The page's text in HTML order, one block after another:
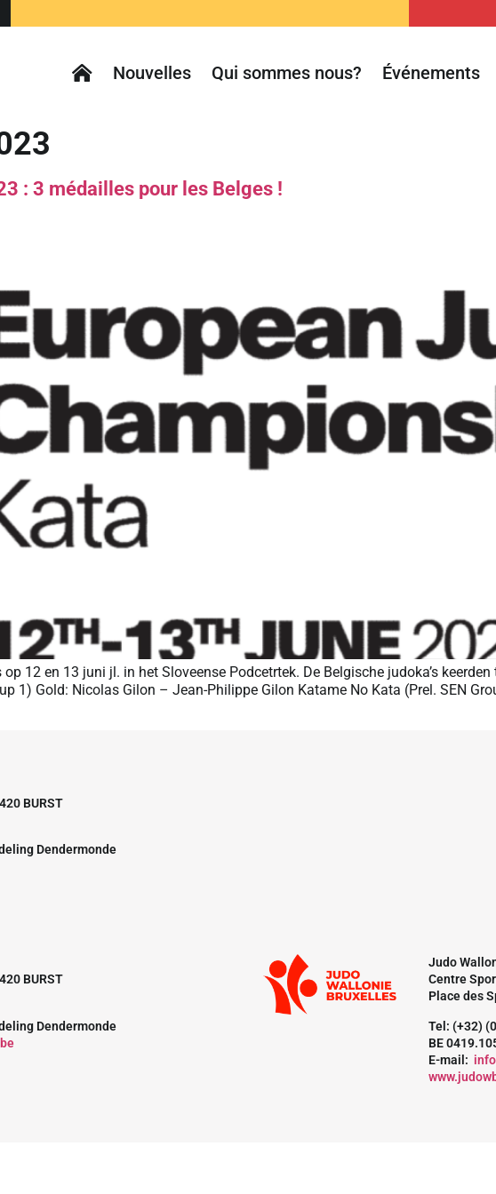
Nouvelles Qui sommes nous? Événements
: 3 médailles pour les Belges !
12 en 13 juni jl. in het Sloveense Podcetrtek. De Belgische judoka’s
1) Gold: Nicolas Gilon – Jean-Philippe Gilon Katame No Kata (Prel. SEN
BURST
Dendermonde
BURST
Dendermonde
Judo
Centre
Place des
Tel: (+32)
BE
E-mail: